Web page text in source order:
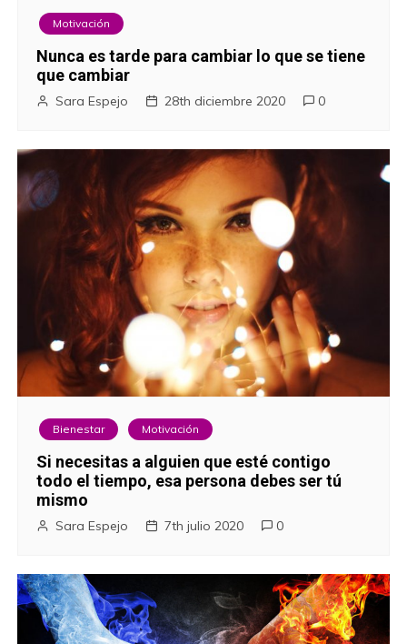
e
e
a
d
Motivación
Nunca es tarde para cambiar lo que se tiene
que cambiar
Sara Espejo 28th diciembre 2020 0
Bienestar Motivación
Si necesitas a alguien que esté contigo
todo el tiempo, esa persona debes ser tú
mismo
Sara Espejo 7th julio 2020 0